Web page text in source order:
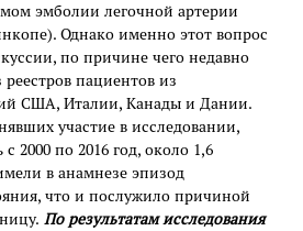
эмболии легочной артерии
Однако именно этот вопрос
по причине чего недавно
пациентов из
США, Италии, Канады и Дании.
участие в исследовании,
2000 по 2016 год, около 1,6
в анамнезе эпизод
что и послужило причиной
По результатам исследования